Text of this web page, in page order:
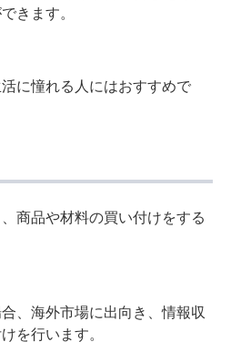
きます。
に憧れる人にはおすすめで
商品や材料の買い付けをする
、海外市場に出向き、情報収
を行います。